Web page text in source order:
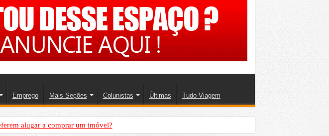
Emprego Mais Seções Colunistas Últimas Tudo Viagem
alugar a comprar um imóvel?